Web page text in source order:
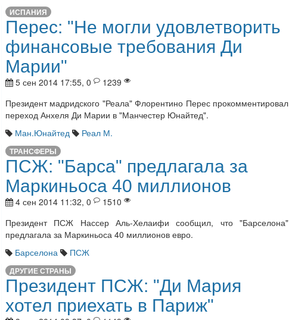
ИСПАНИЯ
Перес: "Не могли удовлетворить
финансовые требования Ди
Марии"
5 сен 2014 17:55, 0
1239
Президент мадридского "Реала" Флорентино Перес прокомментировал
переход Анхеля Ди Марии в "Манчестер Юнайтед".
Ман.Юнайтед
Реал М.
ТРАНСФЕРЫ
ПСЖ: "Барса" предлагала за
Маркиньоса 40 миллионов
4 сен 2014 11:32, 0
1510
Президент ПСЖ Нассер Аль-Хелаифи сообщил, что "Барселона"
предлагала за Маркиньоса 40 миллионов евро.
Барселона
ПСЖ
ДРУГИЕ СТРАНЫ
Президент ПСЖ: "Ди Мария
хотел приехать в Париж"